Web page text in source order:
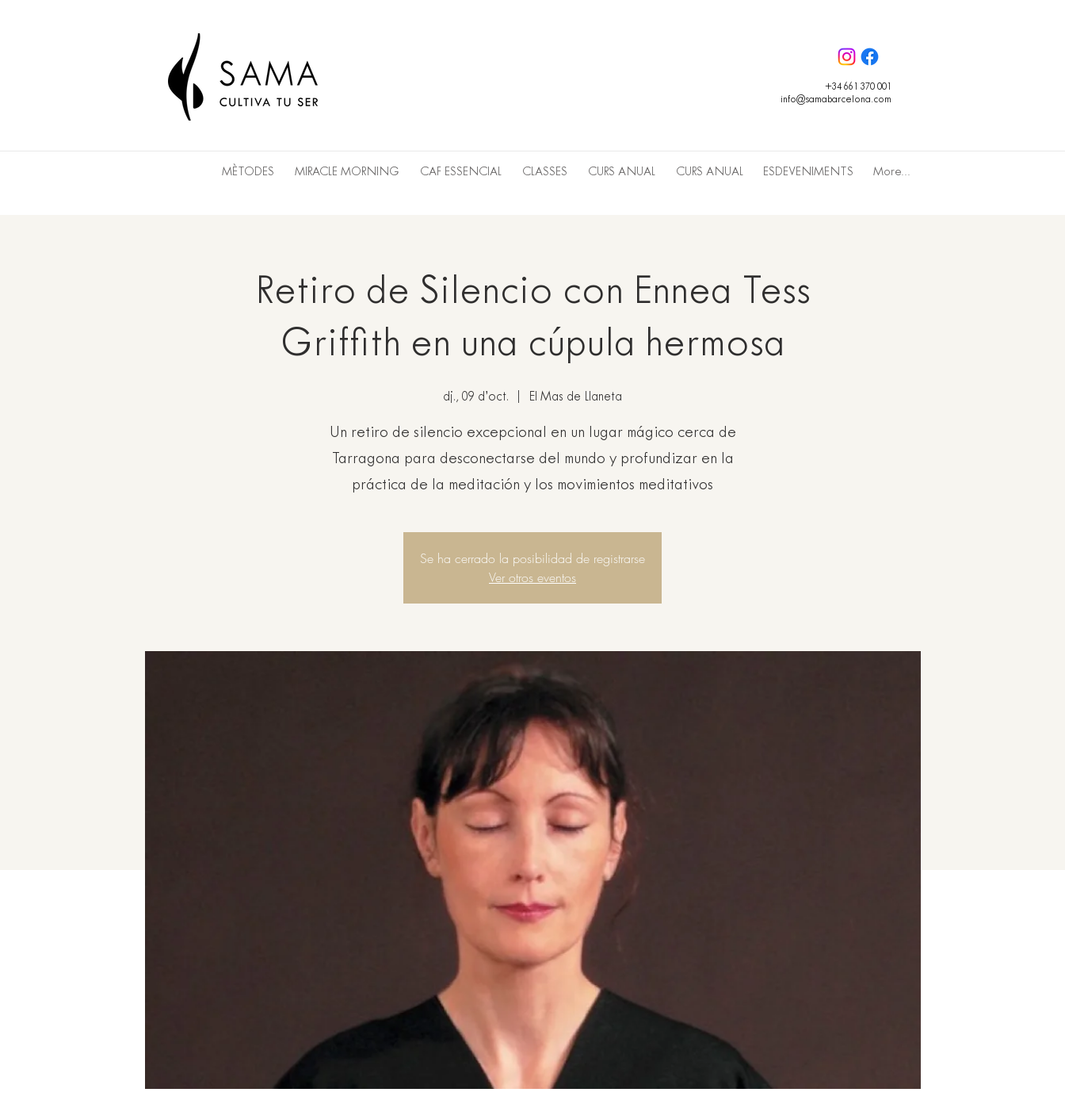
+34 661 370 001
info@samabarcelona.com
MÈTODES MIRACLE MORNING CAF ESSENCIAL CLASSES CURS ANUAL CURS ANUAL ESDEVENIMENTS More...
Retiro de Silencio con Ennea Tess
Griffith en una cúpula hermosa
dj., 09 d’oct. El Mas de Llaneta
Un retiro de silencio excepcional en un lugar mágico cerca de
Tarragona para desconectarse del mundo y profundizar en la
práctica de la meditación y los movimientos meditativos
Se ha cerrado la posibilidad de registrarse
Ver otros eventos